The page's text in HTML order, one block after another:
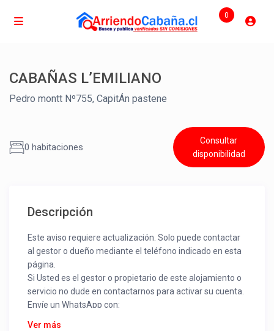
0
CABAÑAS L’EMILIANO
Pedro montt Nº755, CapitÁn pastene
0 habitaciones
Consultar
disponibilidad
Descripción
Este aviso requiere actualización. Solo puede contactar
al gestor o dueño mediante el teléfono indicado en esta
página.
Si Usted es el gestor o propietario de este alojamiento o
servicio no dude en contactarnos para activar su cuenta.
Envíe un WhatsApp con:
Nombre alojamiento o servicio
Ver más